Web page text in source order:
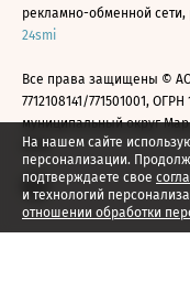
На нашем сайте
персонализации.
подтверждаете свое
и технологий
отношении обработки
рекламно-обменной
24smi
Все права защищены ©
7712108141/771501001, ОГРН
муниципальный округ
2026